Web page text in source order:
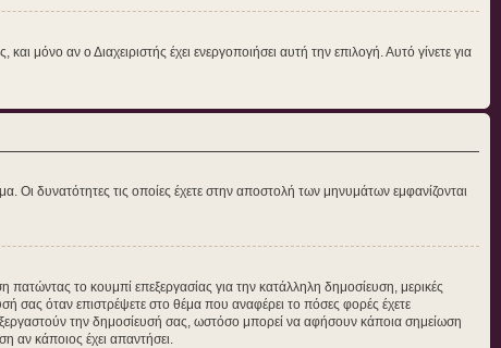
αν ο Διαχειριστής έχει ενεργοποιήσει αυτή την επιλογή. Αυτό γίνετε για
Οι δυνατότητες τις οποίες έχετε στην αποστολή των μηνυμάτων εμφανίζονται
πατώντας το κουμπί επεξεργασίας για την κατάλληλη δημοσίευση, μερικές
σας όταν επιστρέψετε στο θέμα που αναφέρει το πόσες φορές έχετε
την δημοσίευσή σας, ωστόσο μπορεί να αφήσουν κάποια σημείωση
αν κάποιος έχει απαντήσει.